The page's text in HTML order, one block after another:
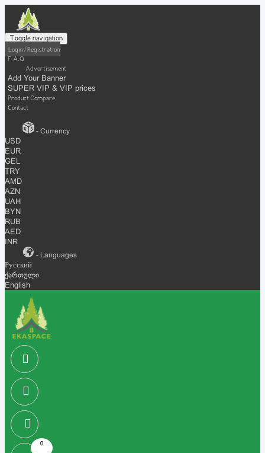
Toggle navigation
Login / Registration
F.A.Q
Advertisement
Add Your Banner
SUPER VIP & VIP prices
Product Compare
Contact
- Currency
USD
EUR
GEL
TRY
AMD
AZN
UAH
BYN
RUB
AED
INR
- Languages
Русский
ქართული
English
0